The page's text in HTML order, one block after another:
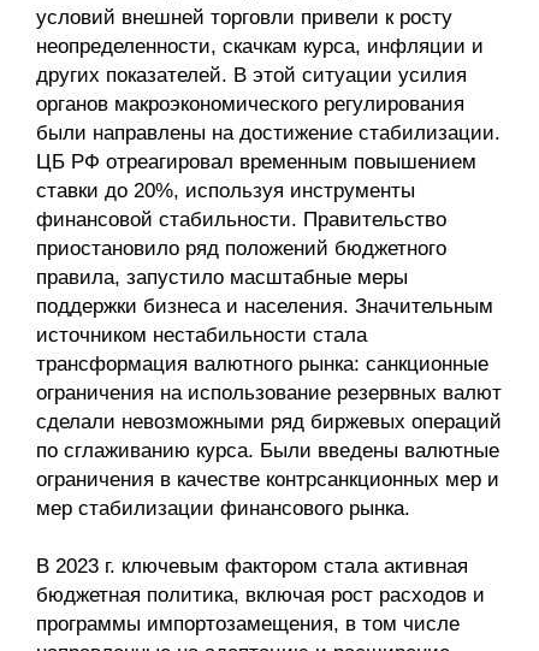
Конкурсы и вакансии
Контакты
условий внешней торговли привели к росту
неопределенности, скачкам курса, инфляции и
других показателей. В этой ситуации усилия
органов макроэкономического регулирования
были направлены на достижение стабилизации.
ЦБ РФ отреагировал временным повышением
ставки до 20%, используя инструменты
финансовой стабильности. Правительство
приостановило ряд положений бюджетного
правила, запустило масштабные меры
поддержки бизнеса и населения. Значительным
источником нестабильности стала
трансформация валютного рынка: санкционные
ограничения на использование резервных валют
сделали невозможными ряд биржевых операций
по сглаживанию курса. Были введены валютные
ограничения в качестве контрсанкционных мер и
мер стабилизации финансового рынка.
В 2023 г. ключевым фактором стала активная
бюджетная политика, включая рост расходов и
программы импортозамещения, в том числе